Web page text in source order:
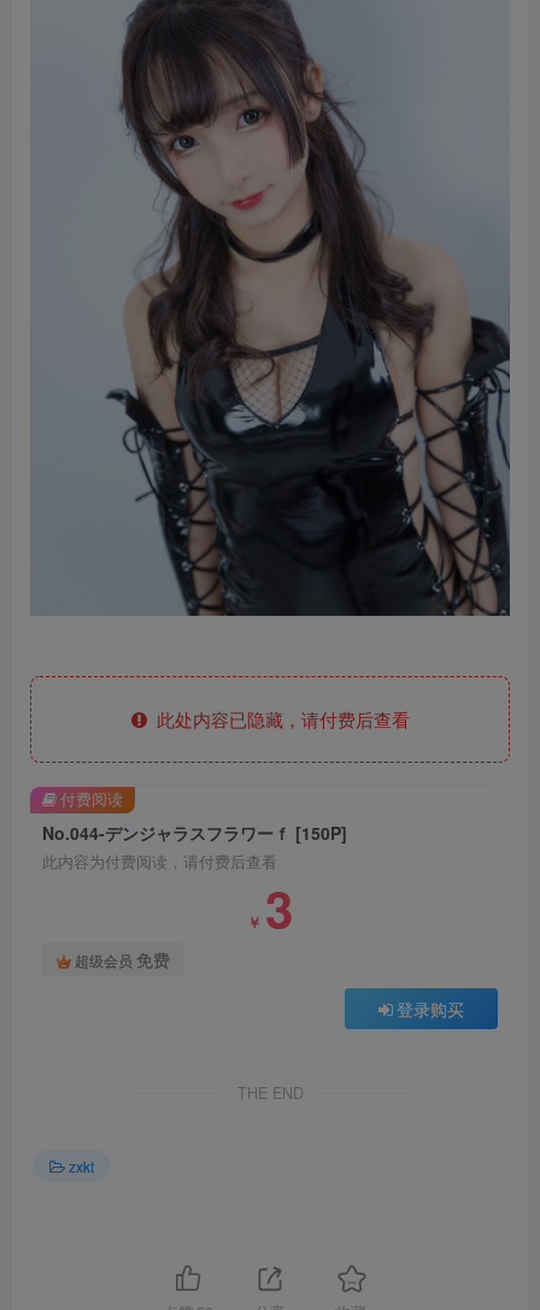
此处内容已隐藏，请付费后查看
No.044-デンジャラスフラワーｆ [150P]
此内容为付费阅读，请付费后查看
￥ 3
超级会员 免费
登录购买
付费阅读
THE END
zxkt